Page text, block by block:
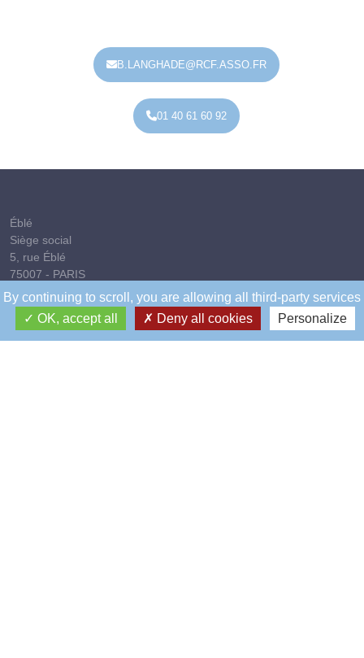
B.LANGHADE@RCF.ASSO.FR
01 40 61 60 92
Éblé
Siège social
5, rue Éblé
75007 - PARIS
01 45 67 55 86
accueil.eble@rcf.asso.fr
By continuing to scroll, you are allowing all third-party services
OK, accept all
Deny all cookies Personalize